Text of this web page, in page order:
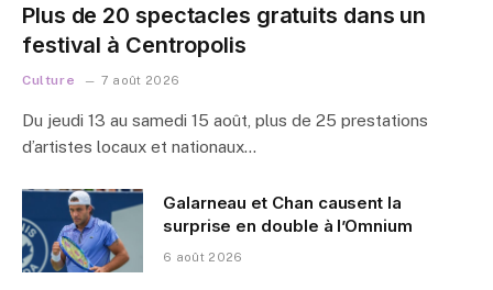
Plus de 20 spectacles gratuits dans un
festival à Centropolis
Culture 7 août 2026
Du jeudi 13 au samedi 15 août, plus de 25 prestations
d’artistes locaux et nationaux…
Galarneau et Chan causent la
surprise en double à l’Omnium
6 août 2026